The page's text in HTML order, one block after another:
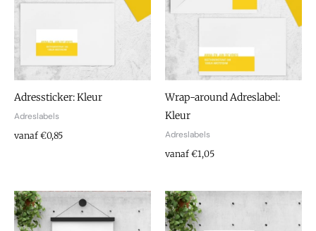
Adressticker: Kleur
Adreslabels
vanaf €0,85
Wrap-around Adreslabel:
Kleur
Adreslabels
vanaf €1,05